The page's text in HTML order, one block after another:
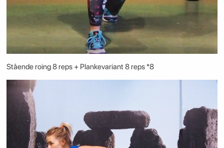
Stående roing 8 reps + Plankevariant 8 reps *8